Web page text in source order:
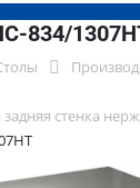
834/
стенка